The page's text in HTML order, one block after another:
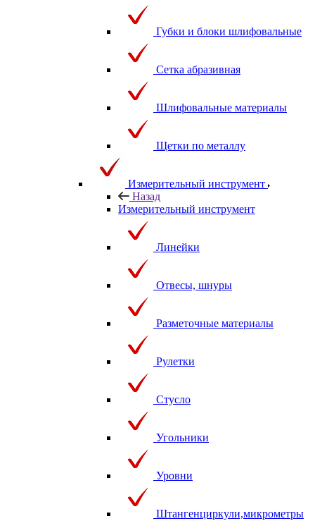
Губки и блоки шлифовальные
Сетка абразивная
Шлифовальные материалы
Щетки по металлу
Измерительный инструмент
Назад
Измерительный инструмент
Линейки
Отвесы, шнуры
Разметочные материалы
Рулетки
Стусло
Угольники
Уровни
Штангенциркули,микрометры